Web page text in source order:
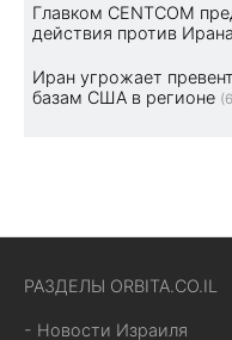
Главком CENTCOM
действия против Ирана
Иран угрожает
базам США в регионе
РАЗДЕЛЫ ORBITA.CO.IL
- Новости Израиля